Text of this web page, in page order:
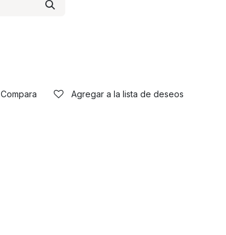
Compara Agregar a la lista de deseos